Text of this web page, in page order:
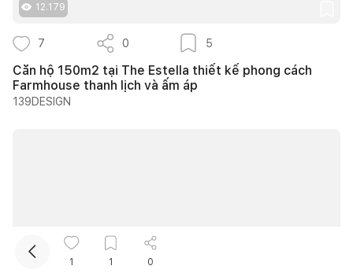
12.179
7 0 5
Căn hộ 150m2 tại The Estella thiết kế phong cách
Farmhouse thanh lịch và ấm áp
139DESIGN
1 1 0
Kết nối thiết kế, thi công